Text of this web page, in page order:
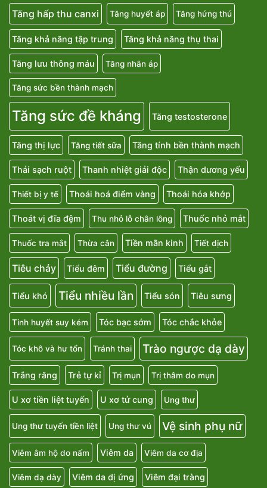
Tăng hấp thu canxi Tăng huyết áp Tăng hứng thú
Tăng khả năng tập trung Tăng khả năng thụ thai
Tăng lưu thông máu Tăng nhãn áp
Tăng sức bền thành mạch
Tăng sức đề kháng Tăng testosterone
Tăng thị lực Tăng tiết sữa Tăng tính bền thành mạch
Thải sạch ruột Thanh nhiệt giải độc Thận dương yếu
Thiết bị y tế Thoái hoá điểm vàng Thoái hóa khớp
Thoát vị đĩa đệm Thu nhỏ lỗ chân lông Thuốc nhỏ mắt
Thuốc tra mắt Thừa cân Tiền mãn kinh Tiết dịch
Tiêu chảy Tiểu đêm Tiểu đường Tiểu gắt
Tiểu khó Tiểu nhiều lần Tiểu són Tiêu sưng
Tinh huyết suy kém Tóc bạc sớm Tóc chắc khỏe
Tóc khô và hư tổn Tránh thai Trào ngược dạ dày
Trắng răng Trẻ tự kỉ Trị mụn Trị thâm do mụn
U xơ tiền liệt tuyến U xơ tử cung Ung thư
Ung thư tuyến tiền liệt Ung thư vú Vệ sinh phụ nữ
Viêm âm hộ do nấm Viêm da Viêm da cơ địa
Viêm dạ dày Viêm da dị ứng Viêm đại tràng